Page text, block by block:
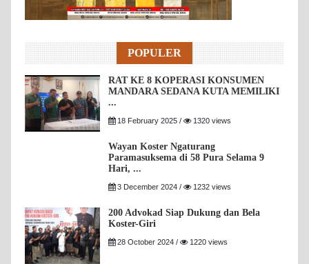
POPULER
RAT KE 8 KOPERASI KONSUMEN
MANDARA SEDANA KUTA MEMILIKI
...
18 February 2025 / 1320 views
Wayan Koster Ngaturang
Paramasuksema di 58 Pura Selama 9
Hari, ...
3 December 2024 / 1232 views
200 Advokad Siap Dukung dan Bela
Koster-Giri
28 October 2024 / 1220 views